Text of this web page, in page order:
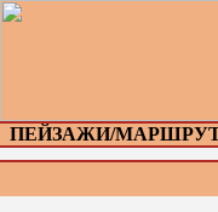
ПЕЙЗАЖИ/